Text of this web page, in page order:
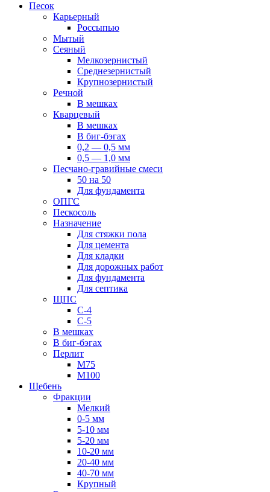
Песок
Карьерный
Россыпью
Мытый
Сеяный
Мелкозернистый
Среднезернистый
Крупнозернистый
Речной
В мешках
Кварцевый
В мешках
В биг-бэгах
0,2 — 0,5 мм
0,5 — 1,0 мм
Песчано-гравийные смеси
50 на 50
Для фундамента
ОПГС
Пескосоль
Назначение
Для стяжки пола
Для цемента
Для кладки
Для дорожных работ
Для фундамента
Для септика
ЩПС
С-4
С-5
В мешках
В биг-бэгах
Перлит
М75
М100
Щебень
Фракции
Мелкий
0-5 мм
5-10 мм
5-20 мм
10-20 мм
20-40 мм
40-70 мм
Крупный